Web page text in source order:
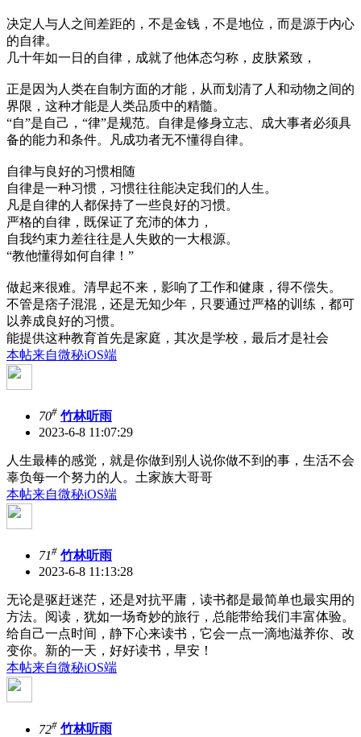
决定人与人之间差距的，不是金钱，不是地位，而是源于内心
的自律。
几十年如一日的自律，成就了他体态匀称，皮肤紧致，
正是因为人类在自制方面的才能，从而划清了人和动物之间的
界限，这种才能是人类品质中的精髓。
“自”是自己，“律”是规范。自律是修身立志、成大事者必须具
备的能力和条件。凡成功者无不懂得自律。
自律与良好的习惯相随
自律是一种习惯，习惯往往能决定我们的人生。
凡是自律的人都保持了一些良好的习惯。
严格的自律，既保证了充沛的体力，
自我约束力差往往是人失败的一大根源。
“教他懂得如何自律！”
做起来很难。清早起不来，影响了工作和健康，得不偿失。
不管是痞子混混，还是无知少年，只要通过严格的训练，都可
以养成良好的习惯。
能提供这种教育首先是家庭，其次是学校，最后才是社会
本帖来自微秘iOS端
70# 竹林听雨
2023-6-8 11:07:29
人生最棒的感觉，就是你做到别人说你做不到的事，生活不会
辜负每一个努力的人。土家族大哥哥
本帖来自微秘iOS端
71# 竹林听雨
2023-6-8 11:13:28
无论是驱赶迷茫，还是对抗平庸，读书都是最简单也最实用的
方法。阅读，犹如一场奇妙的旅行，总能带给我们丰富体验。
给自己一点时间，静下心来读书，它会一点一滴地滋养你、改
变你。新的一天，好好读书，早安！
本帖来自微秘iOS端
72# 竹林听雨